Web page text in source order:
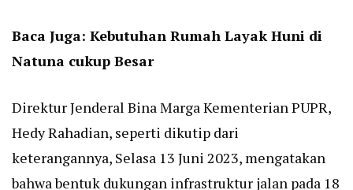
Baca Juga: Kebutuhan Rumah Layak Huni di
Natuna cukup Besar
Direktur Jenderal Bina Marga Kementerian PUPR,
Hedy Rahadian, seperti dikutip dari
keterangannya, Selasa 13 Juni 2023, mengatakan
bahwa bentuk dukungan infrastruktur jalan pada 18